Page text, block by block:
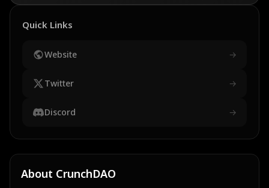
About CrunchDAO
Quick Links
Website →
Twitter →
Discord →